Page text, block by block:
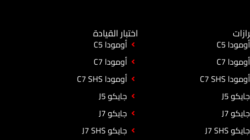
أومودا C5
أومودا C7
أومودا C7 SHS
جايكو J5
جايكو J7
جايكو J7 SHS
اختبار القيادة
أومودا C5
أومودا C7
أومودا C7 SHS
جايكو J5
جايكو J7
جايكو J7 SHS